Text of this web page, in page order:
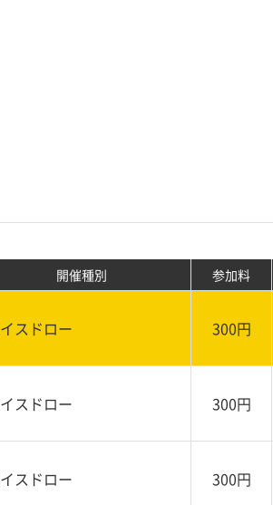
開催種別 参加料
スドロー 300円
スドロー 300円
スドロー 300円